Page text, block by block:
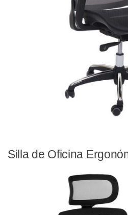
Silla de Oficina